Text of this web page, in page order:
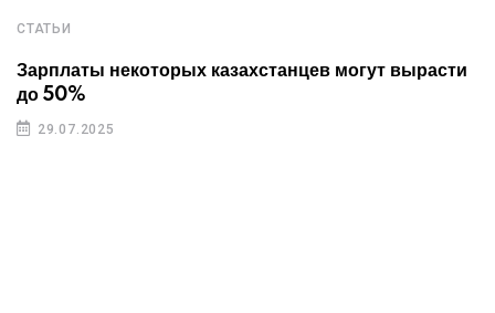
СТАТЬИ
Зарплаты некоторых казахстанцев могут вырасти
до 50%
29.07.2025